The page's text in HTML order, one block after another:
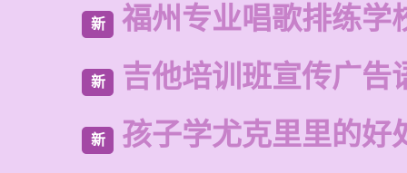
新 福州专业唱歌排练学
新 吉他培训班宣传广告
新 孩子学尤克里里的好